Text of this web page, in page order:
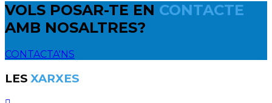
VOLS POSAR-TE EN CONTACTE
AMB NOSALTRES?
CONTACTA'NS
LES XARXES